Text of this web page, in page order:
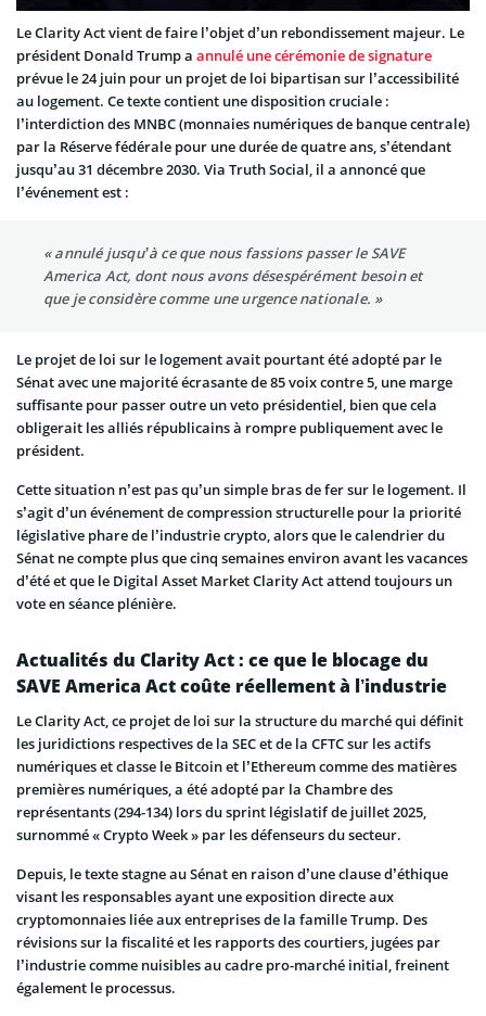
Le Clarity Act vient de faire l’objet d’un rebondissement majeur. Le
président Donald Trump a annulé une cérémonie de signature
prévue le 24 juin pour un projet de loi bipartisan sur l’accessibilité
au logement. Ce texte contient une disposition cruciale :
l’interdiction des MNBC (monnaies numériques de banque centrale)
par la Réserve fédérale pour une durée de quatre ans, s’étendant
jusqu’au 31 décembre 2030. Via Truth Social, il a annoncé que
l’événement est :
« annulé jusqu’à ce que nous fassions passer le SAVE
America Act, dont nous avons désespérément besoin et
que je considère comme une urgence nationale. »
Le projet de loi sur le logement avait pourtant été adopté par le
Sénat avec une majorité écrasante de 85 voix contre 5, une marge
suffisante pour passer outre un veto présidentiel, bien que cela
obligerait les alliés républicains à rompre publiquement avec le
président.
Cette situation n’est pas qu’un simple bras de fer sur le logement. Il
s’agit d’un événement de compression structurelle pour la priorité
législative phare de l’industrie crypto, alors que le calendrier du
Sénat ne compte plus que cinq semaines environ avant les vacances
d’été et que le Digital Asset Market Clarity Act attend toujours un
vote en séance plénière.
Actualités du Clarity Act : ce que le blocage du
SAVE America Act coûte réellement à l’industrie
Le Clarity Act, ce projet de loi sur la structure du marché qui définit
les juridictions respectives de la SEC et de la CFTC sur les actifs
numériques et classe le Bitcoin et l’Ethereum comme des matières
premières numériques, a été adopté par la Chambre des
représentants (294-134) lors du sprint législatif de juillet 2025,
surnommé « Crypto Week » par les défenseurs du secteur.
Depuis, le texte stagne au Sénat en raison d’une clause d’éthique
visant les responsables ayant une exposition directe aux
cryptomonnaies liée aux entreprises de la famille Trump. Des
révisions sur la fiscalité et les rapports des courtiers, jugées par
l’industrie comme nuisibles au cadre pro-marché initial, freinent
également le processus.